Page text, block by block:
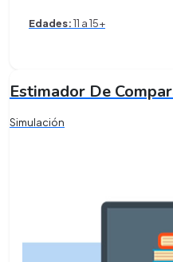
Edades:11 a 15+
Estimador De
Simulación